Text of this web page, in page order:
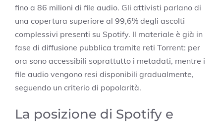
fino a 86 milioni di file audio. Gli attivisti parlano di
una copertura superiore al 99,6% degli ascolti
complessivi presenti su Spotify. Il materiale è già in
fase di diffusione pubblica tramite reti Torrent: per
ora sono accessibili soprattutto i metadati, mentre i
file audio vengono resi disponibili gradualmente,
seguendo un criterio di popolarità.
La posizione di Spotify e